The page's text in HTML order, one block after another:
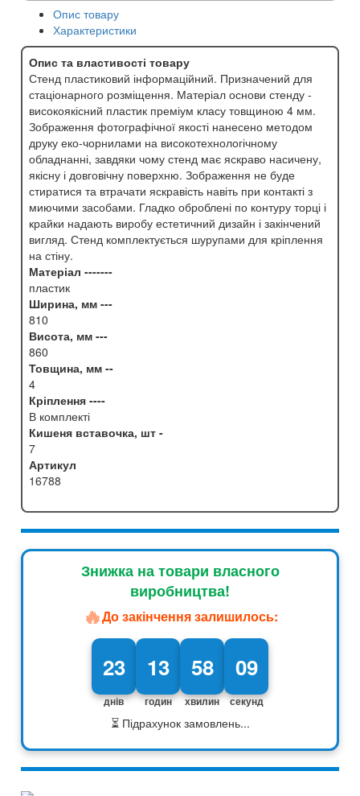
Опис товару
Характеристики
Опис та властивості товару
Стенд пластиковий інформаційний. Призначений для
стаціонарного розміщення. Матеріал основи стенду -
високоякісний пластик преміум класу товщиною 4 мм.
Зображення фотографічної якості нанесено методом
друку еко-чорнилами на високотехнологічному
обладнанні, завдяки чому стенд має яскраво насичену,
якісну і довговічну поверхню. Зображення не буде
стиратися та втрачати яскравість навіть при контакті з
миючими засобами. Гладко оброблені по контуру торці і
крайки надають виробу естетичний дизайн і закінчений
вигляд. Стенд комплектується шурупами для кріплення
на стіну.
Матеріал -------
пластик
Ширина, мм ---
810
Висота, мм ---
860
Товщина, мм --
4
Кріплення ----
В комплекті
Кишеня вставочка, шт -
7
Артикул
16788
Знижка на товари власного
виробництва!
🔥До закінчення залишилось:
23
днів
13
годин
58
хвилин
08
секунд
⏳ Підрахунок замовлень...